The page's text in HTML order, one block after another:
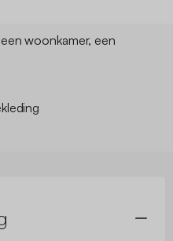
woonkamer, een